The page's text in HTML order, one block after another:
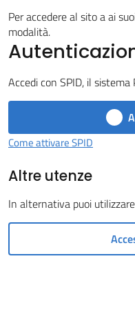
Vivere
Castel
del
on-
gli
Per accedere al sito a ai
modalità.
Accedi con SPID, il
Come attivare SPID
Altre utenze
In alternativa puoi